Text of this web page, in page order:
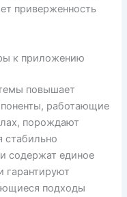
приверженность
к приложению
повышает
работающие
порождают
стабильно
содержат единое
гарантируют
подходы